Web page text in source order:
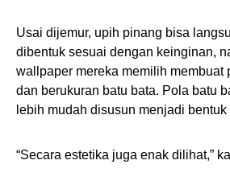
Usai dijemur, upih pinang bisa
dibentuk sesuai dengan keinginan,
wallpaper mereka memilih membuat
dan berukuran batu bata. Pola batu
lebih mudah disusun menjadi
“Secara estetika juga enak dilihat,”